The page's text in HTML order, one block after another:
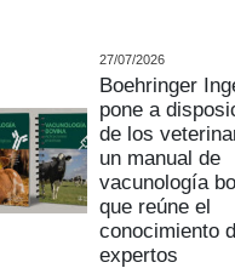
27/07/2026
Boehringer
pone a
de los
un manual de
vacunología
que reúne el
conocimiento
expertos